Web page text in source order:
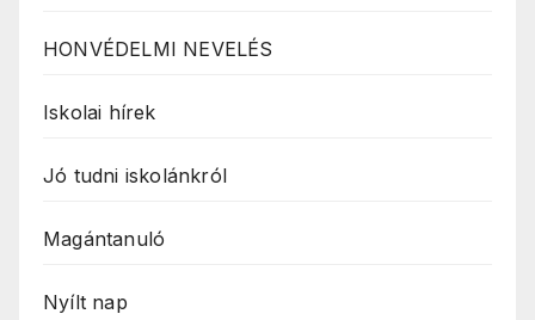
HONVÉDELMI NEVELÉS
Iskolai hírek
Jó tudni iskolánkról
Magántanuló
Nyílt nap